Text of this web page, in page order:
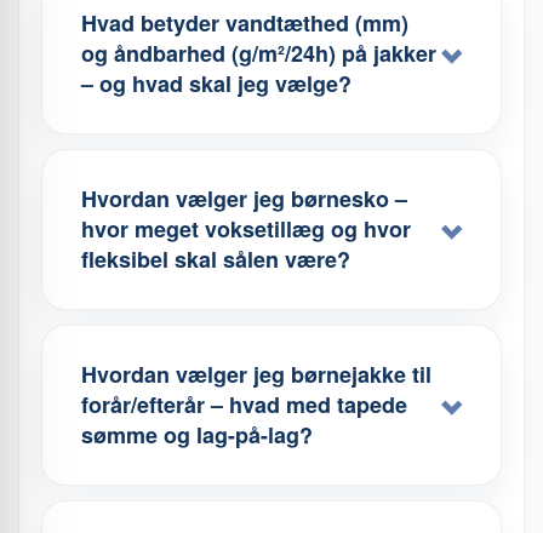
Hvad betyder vandtæthed (mm)
og åndbarhed (g/m²/24h) på jakker
– og hvad skal jeg vælge?
Hvordan vælger jeg børnesko –
hvor meget voksetillæg og hvor
fleksibel skal sålen være?
Hvordan vælger jeg børnejakke til
forår/efterår – hvad med tapede
sømme og lag-på-lag?